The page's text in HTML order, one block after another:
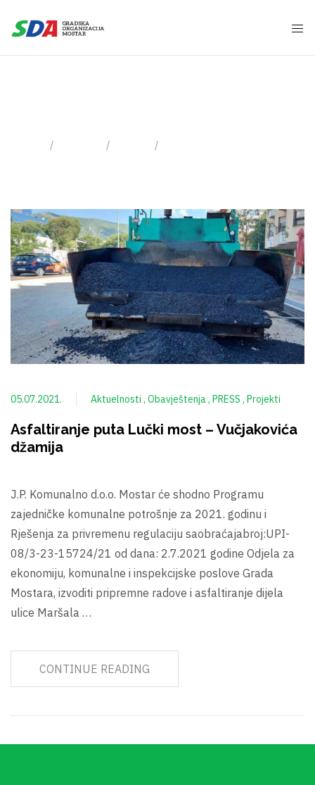
05.07.2021. Aktuelnosti Obavještenja PRESS Projekti
Asfaltiranje puta Lučki most – Vučjakovića
džamija
J.P. Komunalno d.o.o. Mostar će shodno Programu
zajedničke komunalne potrošnje za 2021. godinu i
Rješenja za privremenu regulaciju saobraćajabroj:UPI-
08/3-23-15724/21 od dana: 2.7.2021 godine Odjela za
ekonomiju, komunalne i inspekcijske poslove Grada
Mostara, izvoditi pripremne radove i asfaltiranje dijela
ulice Maršala …
CONTINUE READING